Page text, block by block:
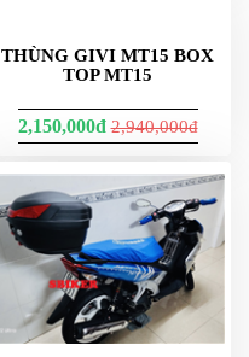
THÙNG GIVI MT15 BOX
TOP MT15
2,150,000đ2,940,000đ